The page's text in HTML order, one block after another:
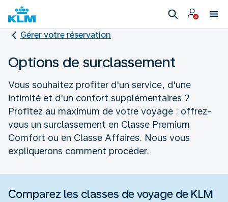
Gérer votre réservation
Options de surclassement
Vous souhaitez profiter d'un service, d'une
intimité et d'un confort supplémentaires ?
Profitez au maximum de votre voyage : offrez-
vous un surclassement en Classe Premium
Comfort ou en Classe Affaires. Nous vous
expliquerons comment procéder.
Comparez les classes de voyage de KLM